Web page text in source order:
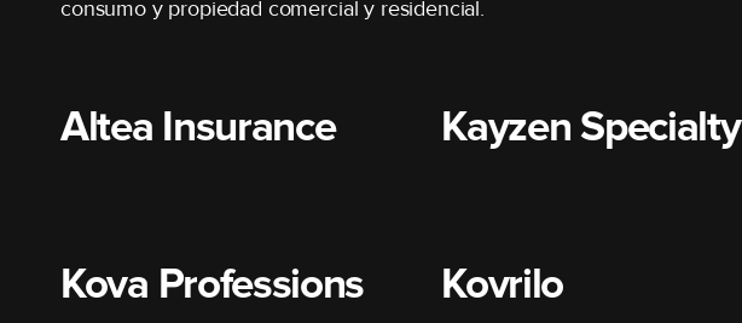
consumo y propiedad comercial y residencial.
Altea Insurance Kayzen Specialty
Kova Professions Kovrilo